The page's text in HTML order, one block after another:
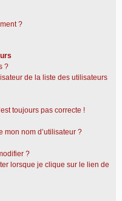
?
?
de la liste des utilisateurs
toujours pas correcte !
mon nom d’utilisateur ?
?
lorsque je clique sur le lien de